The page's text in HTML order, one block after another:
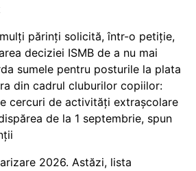
părinți solicită, într-o petiție,
deciziei ISMB de a nu mai
sumele pentru posturile la plata
din cadrul cluburilor copiilor:
cercuri de activități extrașcolare
de la 1 septembrie, spun
2026. Astăzi, lista